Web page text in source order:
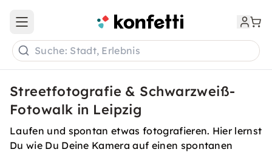
Open main menu
Suche: Stadt, Erlebnis
Streetfotografie & Schwarzweiß-
Fotowalk in Leipzig
Laufen und spontan etwas fotografieren. Hier lernst
Du wie Du Deine Kamera auf einen spontanen